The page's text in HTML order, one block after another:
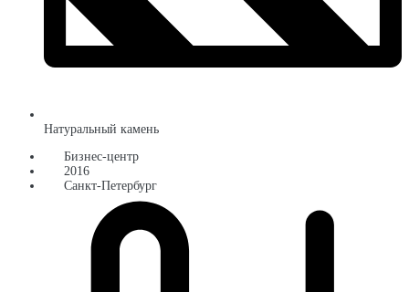
Натуральный камень
Бизнес-центр
2016
Санкт-Петербург